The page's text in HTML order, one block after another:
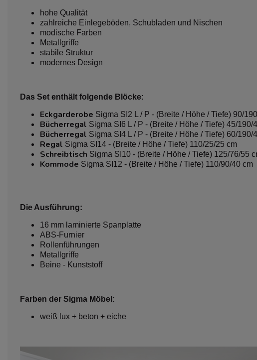
hohe Qualität
zahlreiche Einlegeböden, Schubladen und Nischen
modische Farben
Metallgriffe
stabile Struktur
modernes Design
Das Set enthält folgende Blöcke:
Eckgarderobe Sigma SI2 L / P - (Breite / Höhe / Tiefe) 90/
Bücherregal Sigma SI6 L / P - (Breite / Höhe / Tiefe) 45/190/
Bücherregal Sigma SI4 L / P - (Breite / Höhe / Tiefe) 60/190/
Regal Sigma SI14 - (Breite / Höhe / Tiefe) 110/25/25 cm
Schreibtisch Sigma SI10 - (Breite / Höhe / Tiefe) 125/76/55
Kommode Sigma SI12 - (Breite / Höhe / Tiefe) 110/90/40 cm
Die Ausführung:
16 mm laminierte Spanplatte
ABS-Furnier
Rollenführungen
Metallgriffe
Beine - Kunststoff
Farben der Sigma Möbel:
weiß lux + beton + eiche